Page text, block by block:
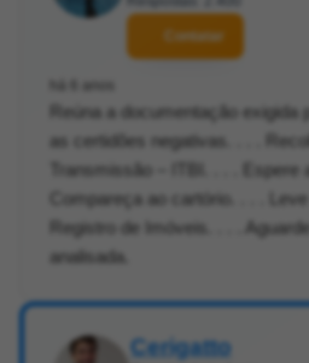
Contatar
há 6 anos
Reúna a documentação exigida
as certidões negativas. . . .
Transmissão – ITBI. . . . Espere
Compareça ao cartório. . . .
Registro de Imóveis. . . .
analisada.
Cerigatto